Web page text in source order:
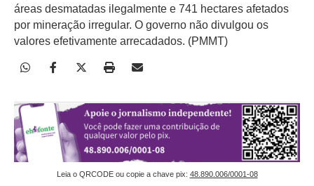
áreas desmatadas ilegalmente e 741 hectares afetados
por mineração irregular. O governo não divulgou os
valores efetivamente arrecadados. (PMMT)
Leia o QRCODE ou copie a chave pix: 48.890.006/0001-08